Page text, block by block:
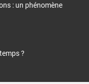
: un phénomène
?